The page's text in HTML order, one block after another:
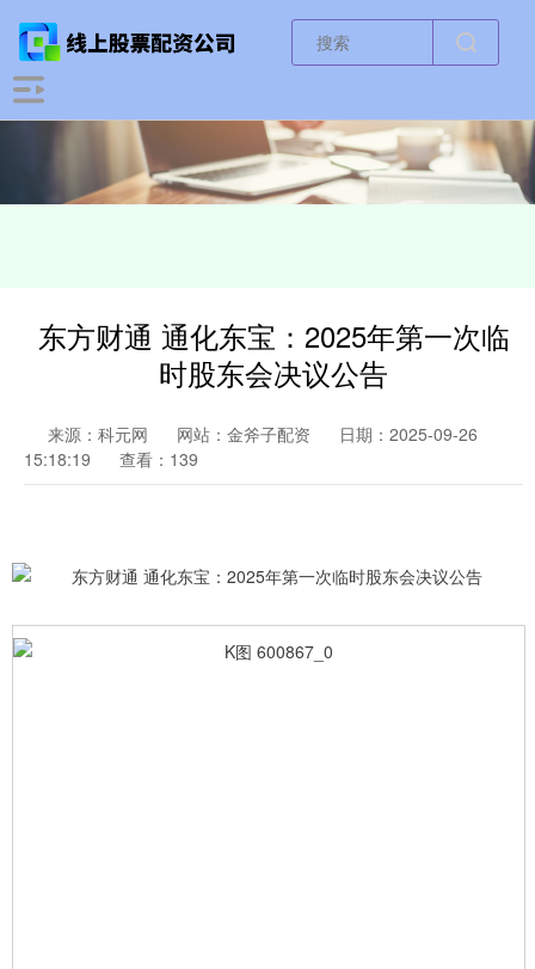
东方财通 通化东宝：2025年第一次临
时股东会决议公告
来源：科元网 网站：金斧子配资
日期：2025-09-26
15:18:19
查看：139